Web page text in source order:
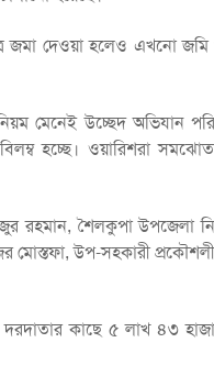
জমা দেওয়া হলেও এখনো
মেনেই উচ্ছেদ অভিযান
হচ্ছে। ওয়ারিশরা
রহমান, শৈলকুপা উপজেলা
মোস্তফা, উপ-সহকারী
কাছে ৫ লাখ ৪৩